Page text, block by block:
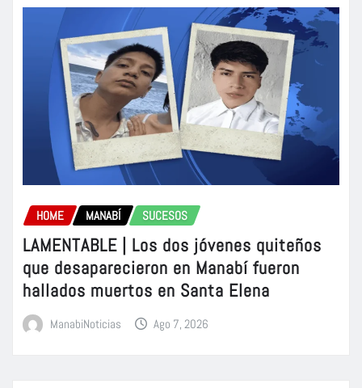
HOME MANABÍ SUCESOS
LAMENTABLE | Los dos jóvenes quiteños
que desaparecieron en Manabí fueron
hallados muertos en Santa Elena
ManabiNoticias Ago 7, 2026